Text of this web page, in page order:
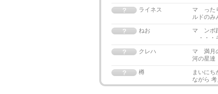
ライネス
マ った
ルドのみ
ねお
マ ンボ
・・・
クレハ
マ 満月
河の星達
樽
まいにち
ながら